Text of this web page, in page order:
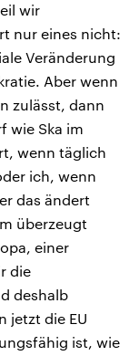
wir
nur eines nicht:
Veränderung
Aber wenn
zulässt, dann
wie Ska im
wenn täglich
ich, wenn
das ändert
überzeugt
einer
die
deshalb
jetzt die EU
ist, wie